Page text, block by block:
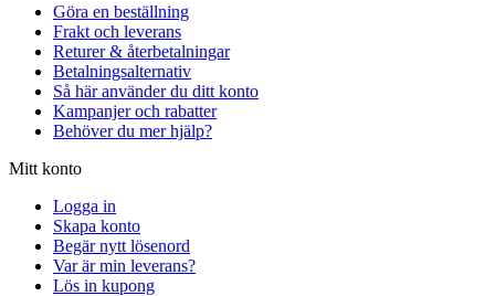
Göra en beställning
Frakt och leverans
Returer & återbetalningar
Betalningsalternativ
Så här använder du ditt konto
Kampanjer och rabatter
Behöver du mer hjälp?
Mitt konto
Logga in
Skapa konto
Begär nytt lösenord
Var är min leverans?
Lös in kupong